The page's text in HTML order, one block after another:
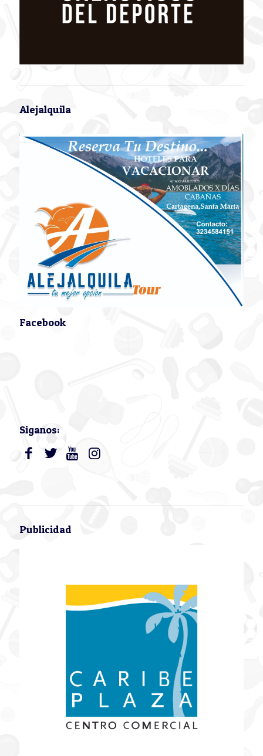
Alejalquila
Facebook
Siganos:
Publicidad